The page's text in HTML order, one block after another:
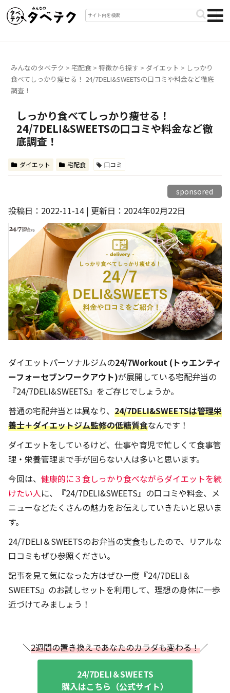
みんなのタベテク >宅配食 >特徴から探す > ダイエット > しっかり
食べてしっかり痩せる！ 24/7DELI&SWEETSの口コミや料金など徹底
調査！
しっかり食べてしっかり痩せる！
24/7DELI&SWEETSの口コミや料金など徹
底調査！
ダイエット 宅配食 口コミ
sponsored
投稿日：2022-11-14 | 更新日：2024年02月22日
ダイエットパーソナルジムの24/7Workout (トゥエンティ
ーフォーセブンワークアウト)が展開している宅配弁当の
『24/7DELI&SWEETS』をご存じでしょうか。
普通の宅配弁当とは異なり、 24/7DELI&SWEETSは管理栄
養士＋ダイエットジム監修の低糖質食なんです！
ダイエットをしているけど、仕事や育児で忙しくて食事管
理・栄養管理まで手が回らない人は多いと思います。
今回は、 健康的に３食しっかり食べながらダイエットを続
けたい人 に、『24/7DELI&SWEETS』の口コミや料金、メ
ニューなどたくさんの魅力をお伝えしていきたいと思いま
す。
24/7DELI＆SWEETSのお弁当の実食もしたので、リアルな
口コミもぜひ参照ください。
記事を見て気になった方はぜひ一度『24/7DELI＆
SWEETS』のお試しセットを利用して、理想の身体に一歩
近づけてみましょう！
＼2週間の置き換えであなたのカラダも変わる！／
24/7DELI＆SWEETS
購入はこちら（公式サイト）